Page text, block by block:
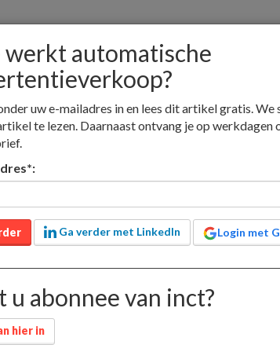
adverteren jobs nieuw contact lid
Educatieve media
werkt automatische
uw e-mailadres in en lees dit artikel gratis. We
te lezen. Daarnaast ontvang je op werkdagen
*:
Ga verder met LinkedIn Login met
u abonnee van inct?
hier in